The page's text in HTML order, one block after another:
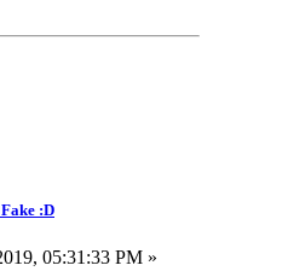
:D
05:31:33 PM »